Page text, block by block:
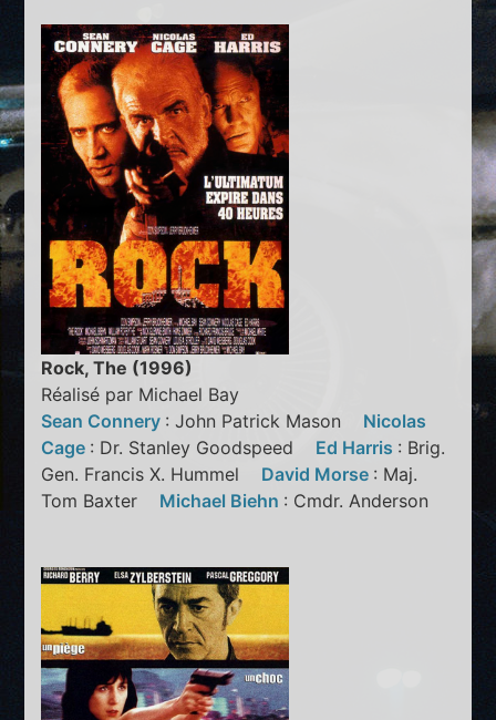
Rock, The (1996)
Réalisé par Michael Bay
Sean Connery : John Patrick Mason Nicolas
Cage : Dr. Stanley Goodspeed Ed Harris : Brig.
Gen. Francis X. Hummel David Morse : Maj.
Tom Baxter Michael Biehn : Cmdr. Anderson